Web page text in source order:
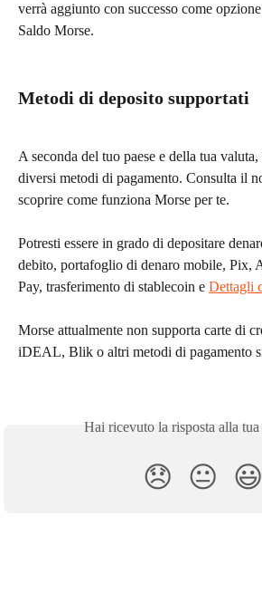
verrà aggiunto con successo come
Saldo Morse.
Metodi di deposito supportati
A seconda del tuo paese e della tua
diversi metodi di pagamento. Consulta il
scoprire come funziona Morse per te.
Potresti essere in grado di depositare
debito, portafoglio di denaro mobile, Pix,
Pay, trasferimento di stablecoin e Dettagli
Morse attualmente non supporta carte di
iDEAL, Blik o altri metodi di pagamento
Hai ricevuto la risposta alla tua
😞 😐 😃